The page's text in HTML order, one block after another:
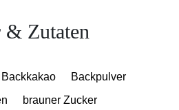
& Zutaten
Backkakao
Backpulver
brauner Zucker